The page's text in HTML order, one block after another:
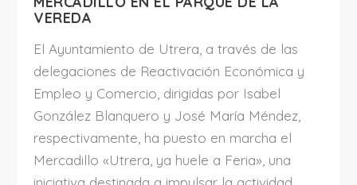
VEREDA
El Ayuntamiento de Utrera, a través de las
delegaciones de Reactivación Económica y
Empleo y Comercio, dirigidas por Isabel
González Blanquero y José María Méndez,
respectivamente, ha puesto en marcha el
Mercadillo «Utrera, ya huele a Feria», una